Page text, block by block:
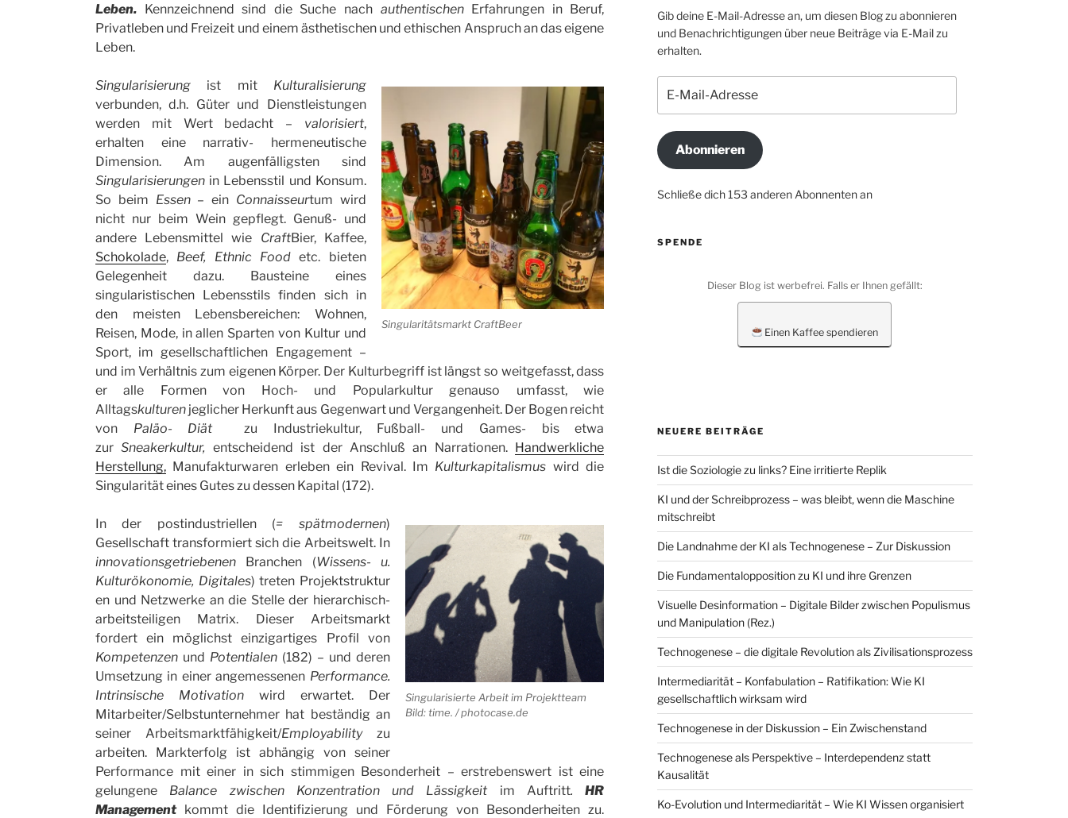
Leben. Kennzeichnend sind die Suche nach authentischenErfahrungen in Beruf,
Privatleben und Freizeit und einem ästhetischen und ethischen Anspruch an das eigene
Leben.
Singularitätsmarkt CraftBeer
Singularisierung ist mitKulturalisierung
verbunden, d.h. Güter und Dienstleistungen
werden mit Wert bedacht – valorisiert,
erhalten eine narrativ- hermeneutische
Dimension. Am augenfälligsten sind
Singularisierungen in Lebensstil und Konsum.
So beim Essen –ein Connaisseurtum wird
nicht nur beim Wein gepflegt. Genuß- und
andere Lebensmittel wie CraftBier, Kaffee,
Schokolade, Beef, Ethnic Foodetc. bieten
Gelegenheit dazu. Bausteine eines
singularistischen Lebensstils finden sich in
den meisten Lebensbereichen: Wohnen,
Reisen, Mode, in allen Sparten von Kultur und
Sport, im gesellschaftlichen Engagement –
und im Verhältnis zum eigenen Körper. Der Kulturbegriff ist längst so weitgefasst, dass
er alle Formen von Hoch- und Popularkultur genauso umfasst, wie
Alltagskulturen jeglicher Herkunft aus Gegenwart und Vergangenheit. Der Bogen reicht
von Paläo- Diät zu Industriekultur, Fußball- und Games- bis etwa
zurSneakerkultur, entscheidend ist der Anschluß an Narrationen. Handwerkliche
Herstellung, Manufakturwaren erleben ein Revival. Im Kulturkapitalismus wird die
Singularität eines Gutes zu dessen Kapital (172).
Singularisierte Arbeit im Projektteam
Bild: time. / photocase.de
In der postindustriellen (= spätmodernen)
Gesellschaft transformiert sich die Arbeitswelt. In
innovationsgetriebenen Branchen (Wissens- u.
Kulturökonomie, Digitales) treten Projektstruktur
en und Netzwerke an die Stelle der hierarchisch-
arbeitsteiligen Matrix. Dieser Arbeitsmarkt
fordert ein möglichst einzigartiges Profil von
Kompetenzen und Potentialen (182) – und deren
Umsetzung in einer angemessenen Performance.
Intrinsische Motivation
wird erwartet. Der
Mitarbeiter/Selbstunternehmer hat beständig an
seiner Arbeitsmarktfähigkeit/Employabilityzu
arbeiten. Markterfolg ist abhängig von seiner
Performance mit einer in sich stimmigen Besonderheit – erstrebenswert ist eine
gelungene Balance zwischen Konzentration und Lässigkeit im Auftritt.HR
Managementkommt die Identifizierung und Förderung von Besonderheiten zu.
Gib deine E-Mail-Adresse an, um diesen Blog zu abonnieren
und Benachrichtigungen über neue Beiträge via E-Mail zu
erhalten.
Mail-
Adresse
Abonnieren
Schließe dich 153 anderen Abonnenten an
SPENDE
Dieser Blog ist werbefrei. Falls er Ihnen gefällt:
Einen Kaffee spendieren
NEUERE BEITRÄGE
Ist die Soziologie zu links? Eine irritierte Replik
KI und der Schreibprozess – was bleibt, wenn die Maschine
mitschreibt
Die Landnahme der KI als Technogenese – Zur Diskussion
Die Fundamentalopposition zu KI und ihre Grenzen
Visuelle Desinformation – Digitale Bilder zwischen Populismus
und Manipulation (Rez.)
Technogenese – die digitale Revolution als Zivilisationsprozess
Intermediarität – Konfabulation – Ratifikation: Wie KI
gesellschaftlich wirksam wird
Technogenese in der Diskussion – Ein Zwischenstand
Technogenese als Perspektive – Interdependenz statt
Kausalität
Ko-Evolution und Intermediarität – Wie KI Wissen organisiert